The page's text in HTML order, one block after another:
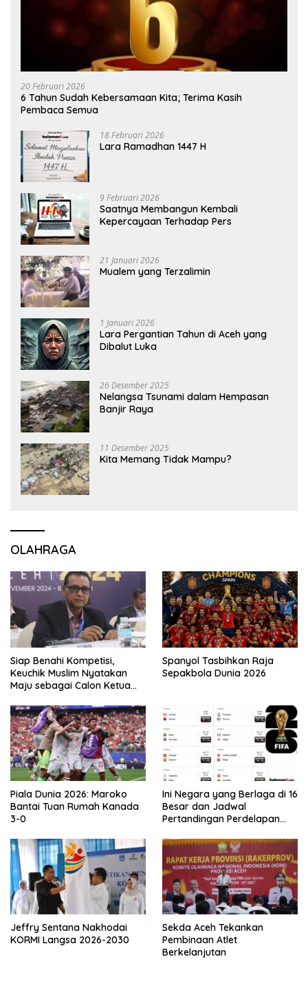
20 Februari 2026
6 Tahun Sudah Kebersamaan Kita; Terima Kasih
Pembaca Semua
18 Februari 2026
Lara Ramadhan 1447 H
9 Februari 2026
Saatnya Membangun Kembali
Kepercayaan Terhadap Pers
21 Januari 2026
Mualem yang Terzalimin
1 Januari 2026
Lara Pergantian Tahun di Aceh yang
Dibalut Luka
26 Desember 2025
Nelangsa Tsunami dalam Hempasan
Banjir Raya
11 Desember 2025
Kita Memang Tidak Mampu?
OLAHRAGA
Siap Benahi Kompetisi,
Keuchik Muslim Nyatakan
Maju sebagai Calon Ketua
Spanyol Tasbihkan Raja
Sepakbola Dunia 2026
Piala Dunia 2026: Maroko
Bantai Tuan Rumah Kanada
3-0
Ini Negara yang Berlaga di 16
Besar dan Jadwal
Pertandingan Perdelapan
Jeffry Sentana Nakhodai
KORMI Langsa 2026-2030
Sekda Aceh Tekankan
Pembinaan Atlet
Berkelanjutan